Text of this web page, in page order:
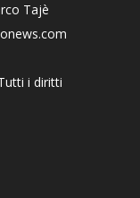
Tajè
i diritti